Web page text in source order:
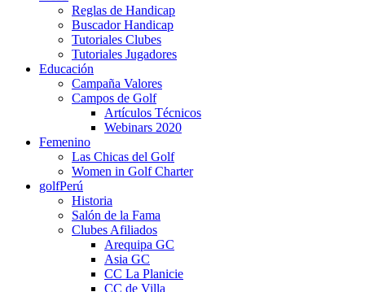
Reglas de Handicap
Buscador Handicap
Tutoriales Clubes
Tutoriales Jugadores
Educación
Campaña Valores
Campos de Golf
Artículos Técnicos
Webinars 2020
Femenino
Las Chicas del Golf
Women in Golf Charter
golfPerú
Historia
Salón de la Fama
Clubes Afiliados
Arequipa GC
Asia GC
CC La Planicie
CC de Villa